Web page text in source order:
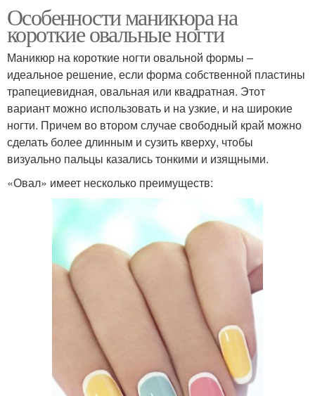
Особенности маникюра на
короткие овальные ногти
Маникюр на короткие ногти овальной формы –
идеальное решение, если форма собственной пластины
трапециевидная, овальная или квадратная. Этот
вариант можно использовать и на узкие, и на широкие
ногти. Причем во втором случае свободный край можно
сделать более длинным и сузить кверху, чтобы
визуально пальцы казались тонкими и изящными.
«Овал» имеет несколько преимуществ: